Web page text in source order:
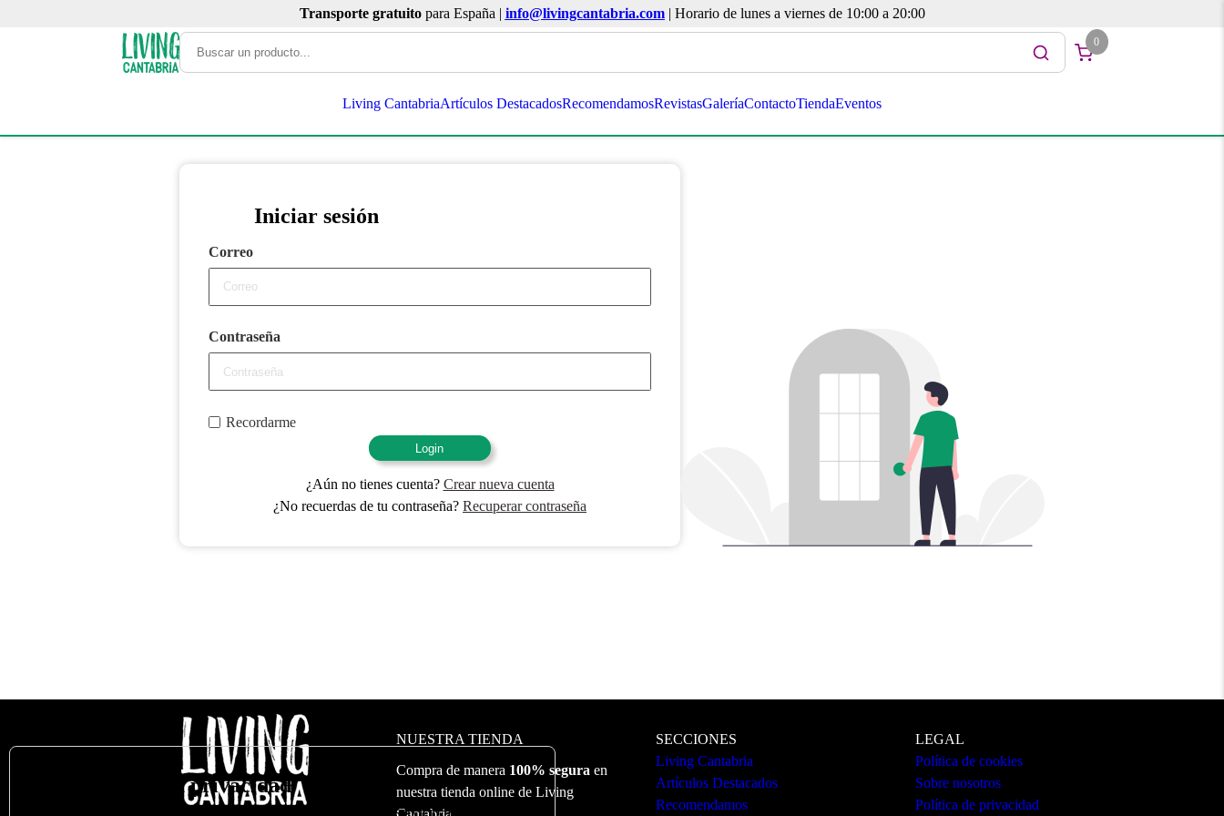
Transporte gratuitopara España | info@livingcantabria.com| Horario de lunes a viernes de 10:00 a 20:00
0
Living CantabriaArtículos DestacadosRecomendamosRevistasGaleríaContactoTiendaEventos
Iniciar sesión
Correo
Contraseña
Recordarme
Login
¿Aún no tienes cuenta? Crear nueva cuenta
¿No recuerdas de tu contraseña? Recuperar contraseña
NUESTRA TIENDA
Compra de manera 100% segura en
nuestra tienda online de Living
SECCIONES
Living Cantabria
Artículos Destacados
Recomendamos
LEGAL
Política de cookies
Sobre nosotros
Política de privacidad
Valoramos su privacidad
Utilizamos cookies para optimizar nuestro sitio web y nuestro servicio. Puede ver más